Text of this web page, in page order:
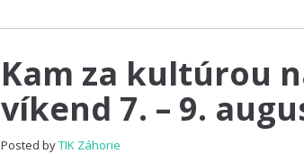
Kam za kultúrou
víkend 7. – 9.
Posted byTIK Záhorie